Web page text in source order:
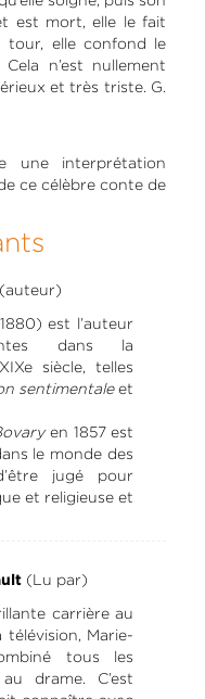
est mort, elle le fait
tour, elle confond le
n’est nullement
et très triste. G.
une interprétation
ce célèbre conte de
(auteur)
est l’auteur
dans la
siècle, telles
sentimentaleet
en 1857 est
le monde des
jugé pour
et religieuse et
(Lu par)
carrière au
Marie-
tous les
drame. C’est